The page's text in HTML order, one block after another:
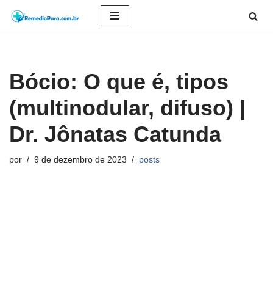
conteúdo
Bócio: O que é, tipos
(multinodular, difuso) |
Dr. Jônatas Catunda
por 9 de dezembro de 2023 posts